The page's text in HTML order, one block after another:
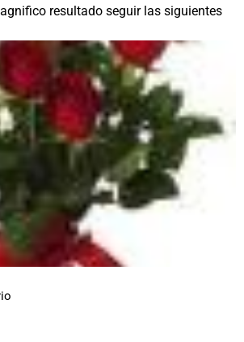
resultado seguir las siguientes